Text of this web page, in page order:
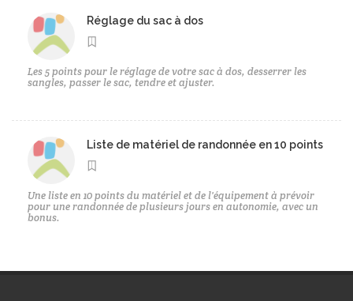
Réglage du sac à dos
Les 5 points pour le réglage de votre sac à dos, desserrer les
sangles, passer le sac, tendre et ajuster.
Liste de matériel de randonnée en 10 points
Une liste en 10 points du matériel et de l'équipement à prévoir
pour une randonnée de plusieurs jours en autonomie, avec un
bonus.